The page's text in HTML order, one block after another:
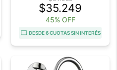
$35.249
45% OFF
DESDE 6 CUOTAS SIN INTERÉS